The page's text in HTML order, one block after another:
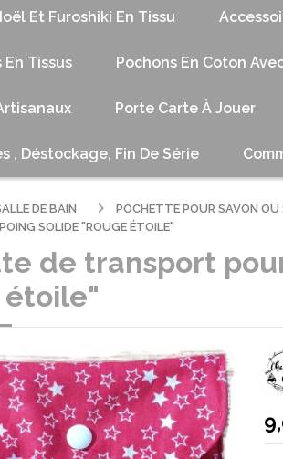
Et Furoshiki En Tissu
Tissus Pochons En Coton
Porte Carte À Jouer
, Déstockage, Fin De Série
DE BAIN
POCHETTE POUR SAVON OU
SOLIDE "ROUGE ÉTOILE"
de transport
étoile"